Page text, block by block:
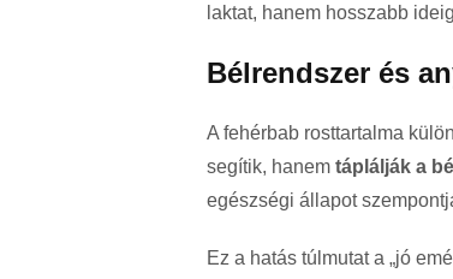
laktat, hanem hosszabb
Bélrendszer és
A fehérbab rosttartalma
segítik, hanem táplálják a
egészségi állapot
Ez a hatás túlmutat a „jó